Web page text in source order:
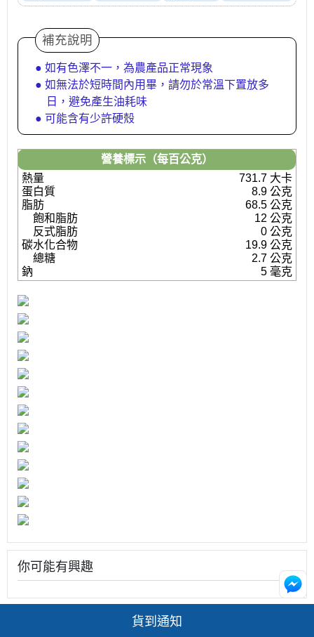
補充說明
● 如有色澤不一，為農產品正常現象
● 如無法於短時間內用畢，請勿於常溫下置放多
日，避免產生油耗味
● 可能含有少許硬殼
營養標示（每百公克）
熱量
731.7 大卡
蛋白質
8.9 公克
脂肪
68.5 公克
飽和脂肪
12 公克
反式脂肪
0 公克
碳水化合物
19.9 公克
總糖
2.7 公克
鈉
5 毫克
你可能有興趣
貨到通知